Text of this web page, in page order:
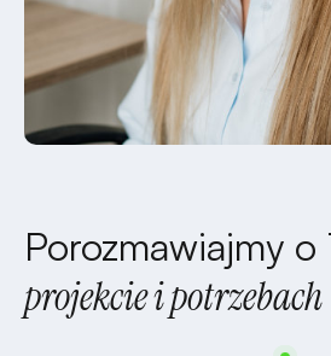
Porozmawiajmy o
projekcie i potrzebach